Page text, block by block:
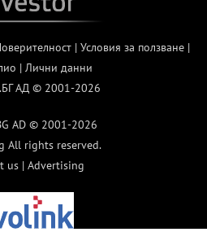
| Условия за ползване|
| Лични данни
АД © 2001-2026
AD © 2001-2026
All rights reserved.
us | Advertising